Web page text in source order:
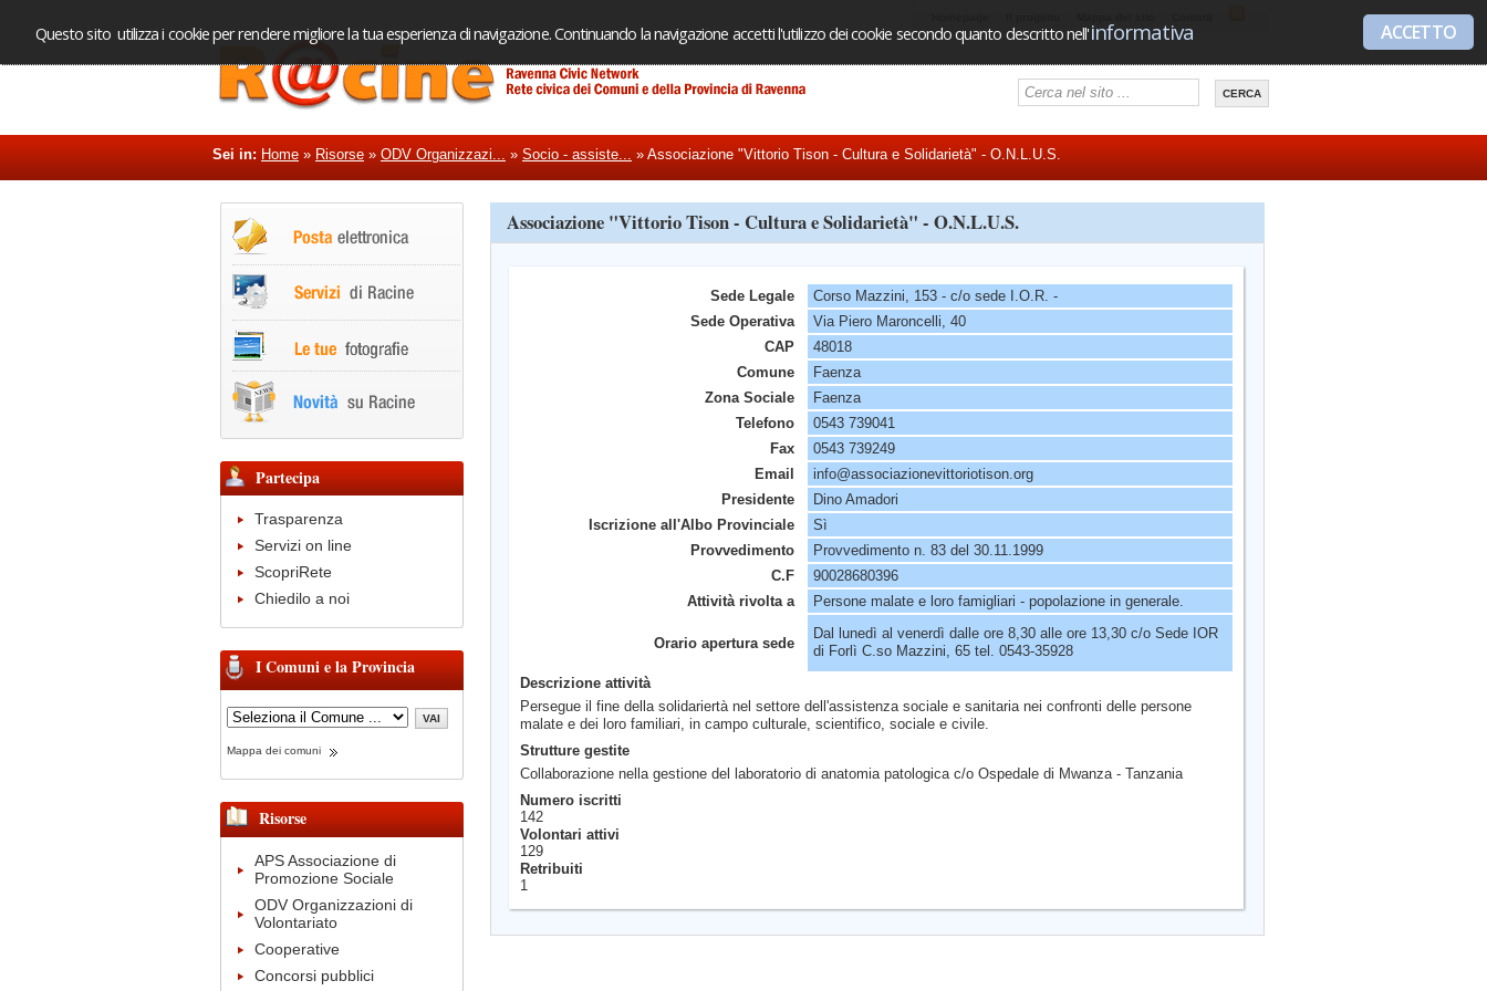
Questo sito utilizza i cookie per rendere migliore la tua esperienza di navigazione. Continuando la navigazione accetti l'utilizzo dei cookie secondo quanto descritto nell'informativa ACCETTO
Sei in: Home » Risorse » ODV Organizzazi... » Socio - assiste... » Associazione "Vittorio Tison - Cultura e Solidarietà" - O.N.L.U.S.
Partecipa
Trasparenza
Servizi on line
ScopriRete
Chiedilo a noi
I Comuni e la Provincia
Mappa dei comuni
Risorse
APS Associazione di
Promozione Sociale
ODV Organizzazioni di
Volontariato
Cooperative
Concorsi pubblici
Associazione "Vittorio Tison - Cultura e Solidarietà" - O.N.L.U.S.
Sede Legale
Corso Mazzini, 153 - c/o sede I.O.R. -
Sede Operativa
Via Piero Maroncelli, 40
CAP
48018
Comune
Faenza
Zona Sociale
Faenza
Telefono
0543 739041
Fax
0543 739249
Email
info@associazionevittoriotison.org
Presidente
Dino Amadori
Iscrizione all'Albo Provinciale
Sì
Provvedimento
Provvedimento n. 83 del 30.11.1999
C.F
90028680396
Attività rivolta a
Persone malate e loro famigliari - popolazione in generale.
Orario apertura sede
Dal lunedì al venerdì dalle ore 8,30 alle ore 13,30 c/o Sede IOR
di Forlì C.so Mazzini, 65 tel. 0543-35928
Descrizione attività
Persegue il fine della solidariertà nel settore dell'assistenza sociale e sanitaria nei confronti delle persone
malate e dei loro familiari, in campo culturale, scientifico, sociale e civile.
Strutture gestite
Collaborazione nella gestione del laboratorio di anatomia patologica c/o Ospedale di Mwanza - Tanzania
Numero iscritti
142
Volontari attivi
129
Retribuiti
1